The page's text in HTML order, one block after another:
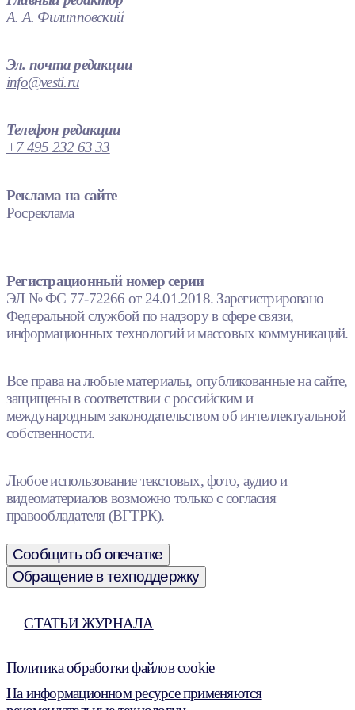
А. А. Филипповский
Эл. почта редакции
info@vesti.ru
Телефон редакции
+7 495 232 63 33
Реклама на сайте
Росреклама
Регистрационный номер серии
ЭЛ № ФС 77-72266 от 24.01.2018. Зарегистрировано
Федеральной службой по надзору в сфере связи,
информационных технологий и массовых коммуникаций.
Все права на любые материалы, опубликованные на сайте,
защищены в соответствии с российским и
международным законодательством об интеллектуальной
собственности.
Любое использование текстовых, фото, аудио и
видеоматериалов возможно только с согласия
правообладателя (ВГТРК).
Сообщить об опечатке
Обращение в техподдержку
СТАТЬИ ЖУРНАЛА
Политика обработки файлов cookie
На информационном ресурсе применяются